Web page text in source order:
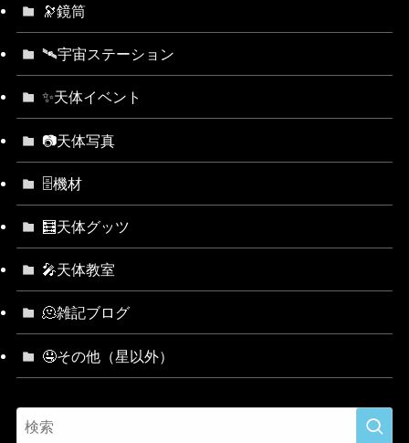
🔭鏡筒
🛰宇宙ステーション
✨天体イベント
📷天体写真
🗄機材
🧮天体グッツ
🎤天体教室
🫠雑記ブログ
🤤その他（星以外）